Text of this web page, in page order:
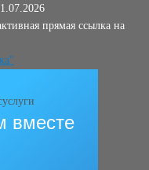
прямая ссылка на
вместе